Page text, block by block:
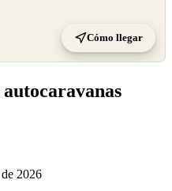
Cómo llegar
2026